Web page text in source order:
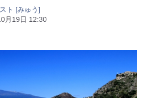
ト [みゅう]
月19日 12:30